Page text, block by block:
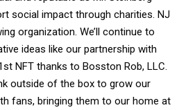
social impact through charities. NJ
organization. We’ll continue to
ideas like our partnership with
NFT thanks to Bosston Rob, LLC.
outside of the box to grow our
fans, bringing them to our home at